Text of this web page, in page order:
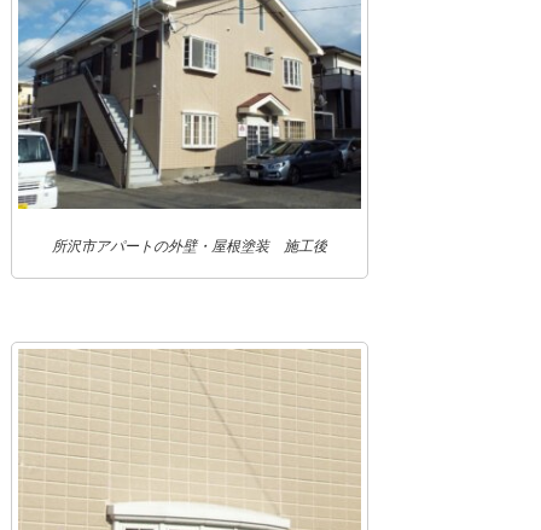
所沢市アパートの外壁・屋根塗装 施工後